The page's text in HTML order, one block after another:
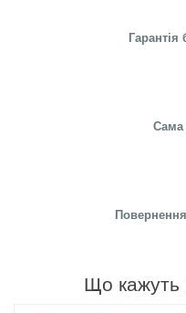
Гарантія
Сама
Що кажуть